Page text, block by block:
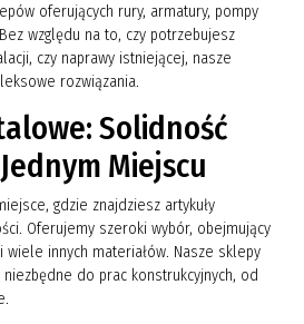
oferujących rury, armatury, pompy
względu na to, czy potrzebujesz
czy naprawy istniejącej, nasze
rozwiązania.
Solidność
Miejscu
gdzie znajdziesz artykuły
Oferujemy szeroki wybór, obejmujący
innych materiałów. Nasze sklepy
do prac konstrukcyjnych, od